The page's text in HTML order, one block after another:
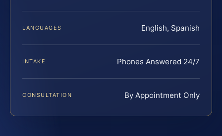
LANGUAGES English, Spanish
INTAKE Phones Answered 24/7
CONSULTATION By Appointment Only